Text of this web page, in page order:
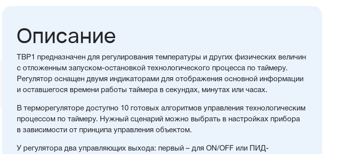
Описание
ТВР1 предназначен для регулирования температуры и других физических величин
с отложенным запуском-остановкой технологического процесса по таймеру.
Регулятор оснащен двумя индикаторами для отображения основной информации
и оставшегося времени работы таймера в секундах, минутах или часах.
В терморегуляторе доступно 10 готовых алгоритмов управления технологическим
процессом по таймеру. Нужный сценарий можно выбрать в настройках прибора
в зависимости от принципа управления объектом.
У регулятора два управляющих выхода: первый – для ON/OFF или ПИД-